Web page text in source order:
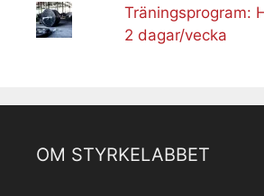
Träningsprogram:
2 dagar/vecka
OM STYRKELABBET